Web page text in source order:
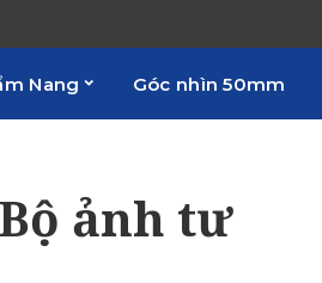
Nang Góc nhìn 50mm
ảnh tư